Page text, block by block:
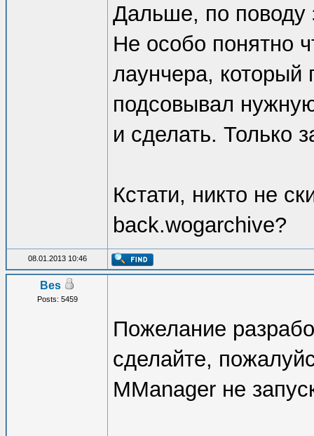
Дальше, по поводу
Не особо понятно
лаунчера, который
подсовывал
и сделать. Только
Кстати, никто не
back.wogarchive?
08.01.2013 10:46
Bes
Posts: 5459
Пожелание
сделайте,
MManager не